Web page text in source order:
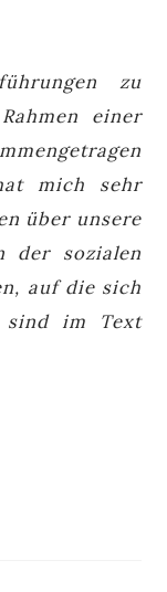
zu
einer
mich sehr
über unsere
der sozialen
auf die sich
sind im Text